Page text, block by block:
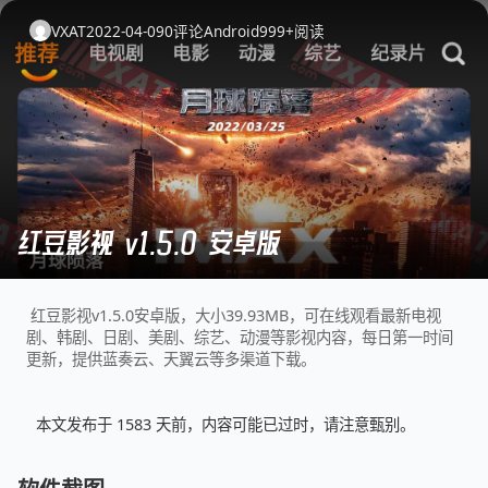
VXAT2022-04-090评论Android999+阅读
红豆影视 v1.5.0 安卓版
红豆影视v1.5.0安卓版，大小39.93MB，可在线观看最新电视
剧、韩剧、日剧、美剧、综艺、动漫等影视内容，每日第一时间
更新，提供蓝奏云、天翼云等多渠道下载。
本文发布于 1583 天前，内容可能已过时，请注意甄别。